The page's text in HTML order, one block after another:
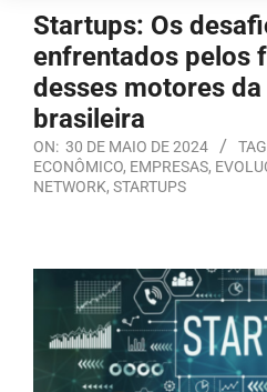
Startups: Os
enfrentados pelos
desses motores
brasileira
ON: 30 DE MAIO DE 2024
ECONÔMICO, EMPRESAS,
NETWORK, STARTUPS